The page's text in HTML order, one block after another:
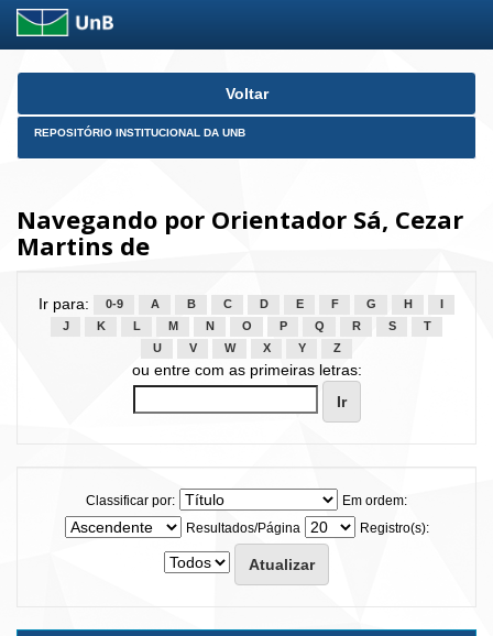
Skip
Voltar
REPOSITÓRIO INSTITUCIONAL DA UNB
Navegando por Orientador Sá, Cezar
Martins de
Ir para: 0-9 A B C D E F G H
J
K L M N O P Q R S
T
U
V W X Y Z
ou entre com as primeiras letras:
Classificar por:
Em ordem:
Resultados/Página
Registro(s):